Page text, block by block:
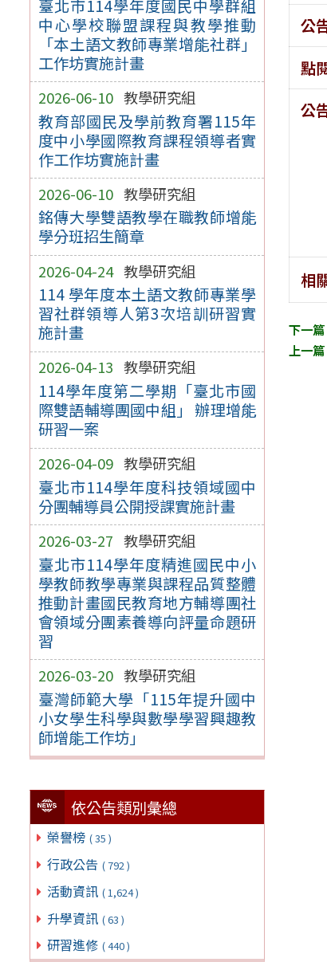
臺北市114學年度國民中學群組
中心學校聯盟課程與教學推動
「本土語文教師專業增能社群」
工作坊實施計畫
2026-06-10 教學研究組
教育部國民及學前教育署115年
度中小學國際教育課程領導者實
作工作坊實施計畫
2026-06-10 教學研究組
銘傳大學雙語教學在職教師增能
學分班招生簡章
2026-04-24 教學研究組
114 學年度本土語文教師專業學
習社群領導人第3次培訓研習實
施計畫
2026-04-13 教學研究組
114學年度第二學期「臺北市國
際雙語輔導團國中組」 辦理增能
研習一案
2026-04-09 教學研究組
臺北市114學年度科技領域國中
分團輔導員公開授課實施計畫
2026-03-27 教學研究組
臺北市114學年度精進國民中小
學教師教學專業與課程品質整體
推動計畫國民教育地方輔導團社
會領域分團素養導向評量命題研
習
2026-03-20 教學研究組
臺灣師範大學「115年提升國中
小女學生科學與數學學習興趣教
師增能工作坊」
依公告類別彙總
榮譽榜 ( 35 )
行政公告 ( 792 )
活動資訊 ( 1,624 )
升學資訊 ( 63 )
研習進修 ( 440 )
公
點
公
相